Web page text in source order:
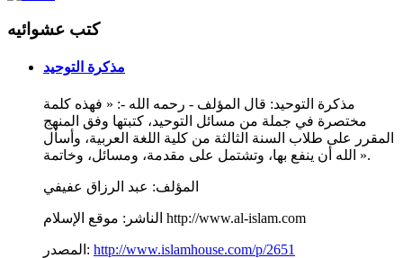
كتب عشوائيه
مذكرة التوحيد
مذكرة التوحيد: قال المؤلف - رحمه الله -: « فهذه كلمة
مختصرة في جملة من مسائل التوحيد، كتبتها وفق المنهج
المقرر على طلاب السنة الثالثة من كلية اللغة العربية، وأسأل
الله أن ينفع بها، وتشتمل على مقدمة، ومسائل، وخاتمة ».
المؤلف: عبد الرزاق عفيفي
الناشر: موقع الإسلام http://www.al-islam.com
المصدر: http://www.islamhouse.com/p/2651